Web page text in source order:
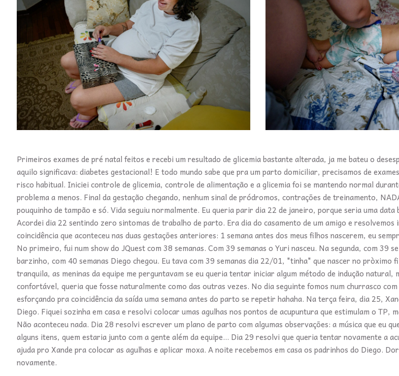
Primeiros exames de pré natal feitos e recebi um resultado de glicemia bastante alterada, ja me bateu o
aquilo significava: diabetes gestacional! E todo mundo sabe que pra um parto domiciliar, precisamos de
risco habitual. Iniciei controle de glicemia, controle de alimentação e a glicemia foi se mantendo normal
problema a menos. Final da gestação chegando, nenhum sinal de pródromos, contrações de treinamento,
pouquinho de tampão e só. Vida seguiu normalmente. Eu queria parir dia 22 de janeiro, porque seria uma
Acordei dia 22 sentindo zero sintomas de trabalho de parto. Era dia do casamento de um amigo e resolvemos
coincidência que aconteceu nas duas gestações anteriores: 1 semana antes dos meus filhos nascerem, eu
No primeiro, fui num show do JQuest com 38 semanas. Com 39 semanas o Yuri nasceu. Na segunda, com 39
barzinho, com 40 semanas Diego chegou. Eu tava com 39 semanas dia 22/01, "tinha" que nascer no pròximo
tranquila, as meninas da equipe me perguntavam se eu queria tentar iniciar algum método de indução natural,
confortável, queria que fosse naturalmente como das outras vezes. No dia seguinte fomos num churrasco com
esforçando pra coincidência da saída uma semana antes do parto se repetir hahaha. Na terça feira, dia 25,
Diego. Fiquei sozinha em casa e resolvi colocar umas agulhas nos pontos de acupuntura que estimulam o TP,
Não aconteceu nada. Dia 28 resolvi escrever um plano de parto com algumas observações: a música que eu
alguns itens, quem estaria junto com a gente além da equipe... Dia 29 resolvi que queria tentar novamente a
ajuda pro Xande pra colocar as agulhas e aplicar moxa. A noite recebemos em casa os padrinhos do Diego.
novamente.